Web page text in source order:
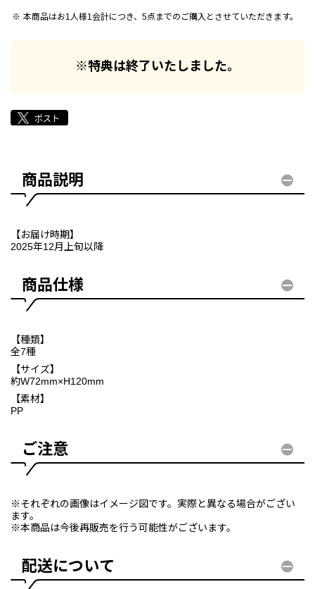
本商品はお1人様1会計につき、5点までのご購入とさせていただきます。
※特典は終了いたしました。
商品説明
【お届け時期】
2025年12月上旬以降
商品仕様
【種類】
全7種
【サイズ】
約W72mm×H120mm
【素材】
PP
ご注意
※それぞれの画像はイメージ図です。実際と異なる場合がござい
ます。
※本商品は今後再販売を行う可能性がございます。
配送について